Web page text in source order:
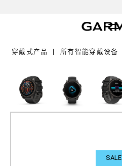
穿戴式产品 所有智能穿戴设备
SALE